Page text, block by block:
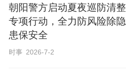
朝阳警方启动夏夜巡防清整
专项行动，全力防风险除隐
患保安全
时事 2026-7-2